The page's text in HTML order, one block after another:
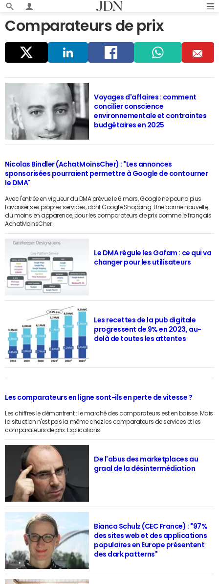
Comparateurs de prix
dIn
ail
Voyages d'affaires : comment
concilier conscience
environnementale et contraintes
budgétaires en 2025
Nicolas Bindler (AchatMoinsCher) : "Les annonces
sponsorisées pourraient permettre à Google de contourner
le DMA"
Avec l'entrée en vigueur du DMA prévue le 6 mars, Google ne pourra plus
favoriser ses propres services, dont Google Shopping. Une bonne nouvelle,
du moins en apparence, pour les comparateurs de prix comme le français
AchatMoinsCher.
Le DMA régule les Gafam : ce qui va
changer pour les utilisateurs
Les recettes de la pub digitale
progressent de 9% en 2023, au-
delà de toutes les attentes
Les comparateurs en ligne sont-ils en perte de vitesse ?
Les chiffres le démontrent : le marché des comparateurs est en baisse. Mais
la situation n'est pas la même chez les comparateurs de services et les
comparateurs de prix. Explications.
De l'abus des marketplaces au
graal de la désintermédiation
Bianca Schulz (CEC France) : "97%
des sites web et des applications
populaires en Europe présentent
des dark patterns"